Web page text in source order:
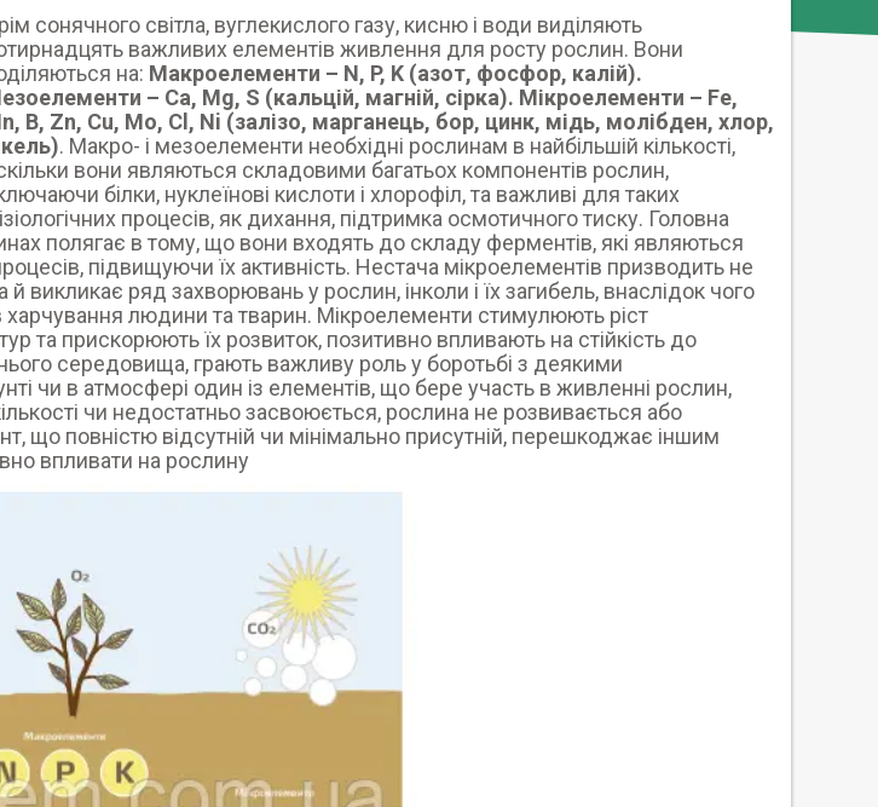
сонячного світла, вуглекислого газу, кисню і води виділяють
важливих елементів живлення для росту рослин. Вони
на: Макроелементи – N, P, K (азот, фосфор, калій).
– Са, Mg, S (кальцій, магній, сірка). Мікроелементи – Fe,
B, Zn, Cu, Mo, Cl, Ni (залізо, марганець, бор, цинк, мідь, молібден, хлор,
. Макро- і мезоелементи необхідні рослинам в найбільшій кількості,
вони являються складовими багатьох компонентів рослин,
білки, нуклеїнові кислоти і хлорофіл, та важливі для таких
процесів, як дихання, підтримка осмотичного тиску. Головна
полягає в тому, що вони входять до складу ферментів, які являються
підвищуючи їх активність. Нестача мікроелементів призводить не
ряд захворювань у рослин, інколи і їх загибель, внаслідок чого
харчування людини та тварин. Мікроелементи стимулюють ріст
та прискорюють їх розвиток, позитивно впливають на стійкість до
середовища, грають важливу роль у боротьбі з деякими
чи в атмосфері один із елементів, що бере участь в живленні рослин,
чи недостатньо засвоюється, рослина не розвивається або
що повністю відсутній чи мінімально присутній, перешкоджає іншим
впливати на рослину